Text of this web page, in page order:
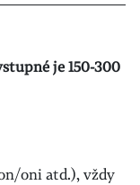
je 150-300
oni atd.), vždy